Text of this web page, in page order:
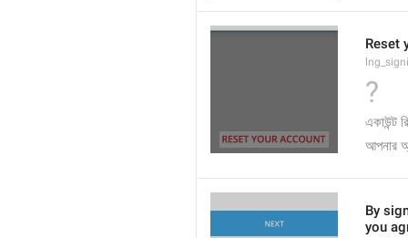
Reset
?
একাউন্ট
আপনার
By
you